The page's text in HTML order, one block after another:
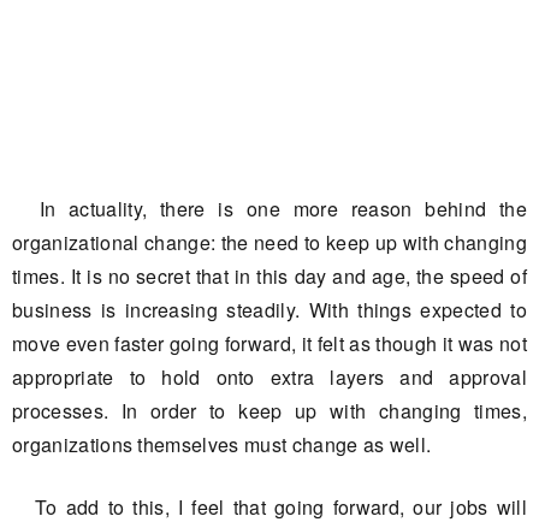
In actuality, there is one more reason behind the
organizational change: the need to keep up with changing
times. It is no secret that in this day and age, the speed of
business is increasing steadily. With things expected to
move even faster going forward, it felt as though it was not
appropriate to hold onto extra layers and approval
processes. In order to keep up with changing times,
organizations themselves must change as well.
To add to this, I feel that going forward, our jobs will